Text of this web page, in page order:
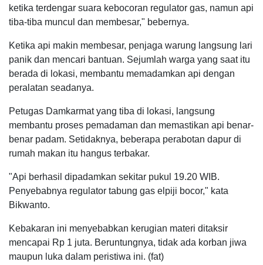
ketika terdengar suara kebocoran regulator gas, namun api
tiba-tiba muncul dan membesar," bebernya.
Ketika api makin membesar, penjaga warung langsung lari
panik dan mencari bantuan. Sejumlah warga yang saat itu
berada di lokasi, membantu memadamkan api dengan
peralatan seadanya.
Petugas Damkarmat yang tiba di lokasi, langsung
membantu proses pemadaman dan memastikan api benar-
benar padam. Setidaknya, beberapa perabotan dapur di
rumah makan itu hangus terbakar.
"Api berhasil dipadamkan sekitar pukul 19.20 WIB.
Penyebabnya regulator tabung gas elpiji bocor," kata
Bikwanto.
Kebakaran ini menyebabkan kerugian materi ditaksir
mencapai Rp 1 juta. Beruntungnya, tidak ada korban jiwa
maupun luka dalam peristiwa ini. (fat)